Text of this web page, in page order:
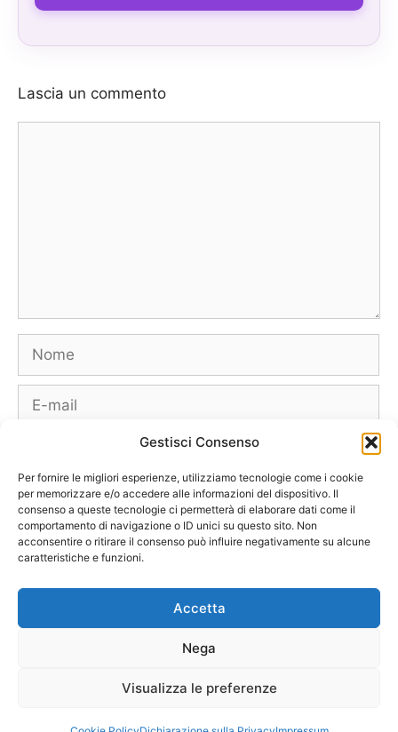
Gestisci Consenso
Per fornire le migliori esperienze, utilizziamo tecnologie come i cookie
per memorizzare e/o accedere alle informazioni del dispositivo. Il
consenso a queste tecnologie ci permetterà di elaborare dati come il
comportamento di navigazione o ID unici su questo sito. Non
acconsentire o ritirare il consenso può influire negativamente su alcune
caratteristiche e funzioni.
Accetta
Nega
Visualizza le preferenze
Lascia un commento
Nome
E-
mail
web
Tutte le Marche e Designer
[Newsletter]
© 2011-2026 Purse & Co – Tutti i diritti riservati